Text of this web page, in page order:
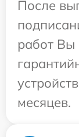
После
работ Вы
месяцев.